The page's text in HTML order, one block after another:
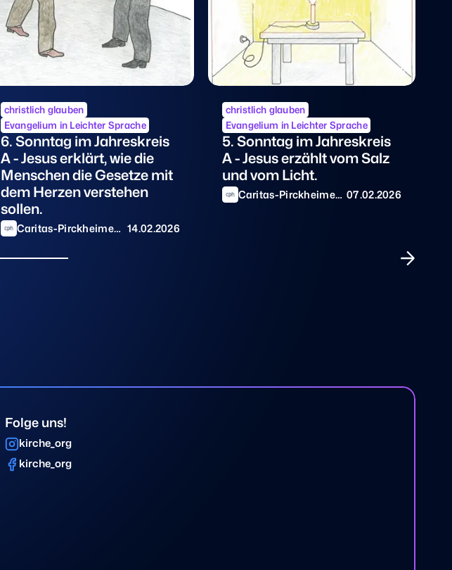
christlich glauben
Evangelium in Leichter Sprache
6. Sonntag im Jahreskreis
A - Jesus erklärt, wie die
Menschen die Gesetze mit
dem Herzen verstehen
sollen.
Caritas-Pirckheimer- 14.02.2026
christlich glauben
Evangelium in Leichter Sprache
5. Sonntag im Jahreskreis
A - Jesus erzählt vom Salz
und vom Licht.
Caritas-Pirckheimer- 07.02.2026
Folge uns!
kirche_org
kirche_org